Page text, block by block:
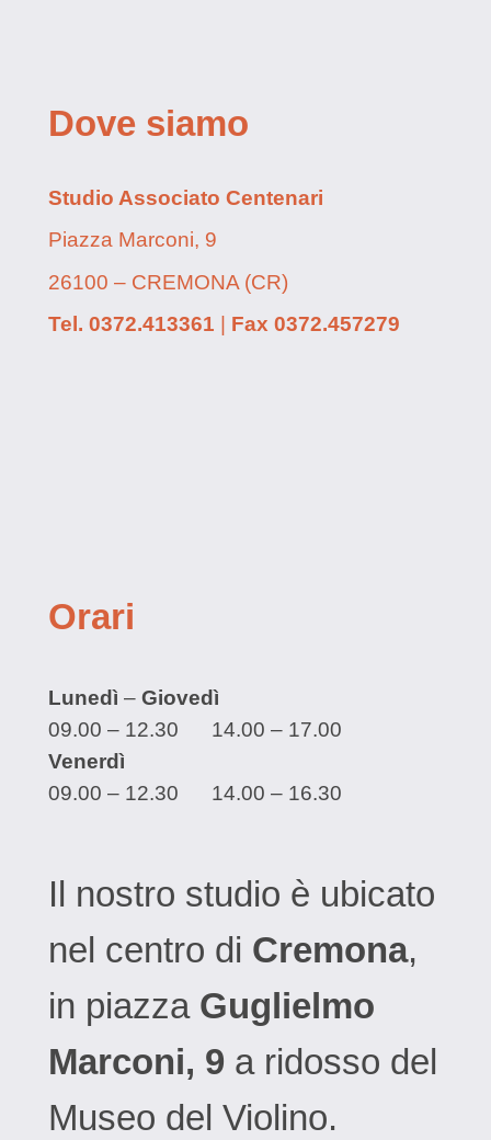
Dove siamo
Studio Associato Centenari
Piazza Marconi, 9
26100 – CREMONA (CR)
Tel. 0372.413361 | Fax 0372.457279
Orari
Lunedì – Giovedì
09.00 – 12.30 14.00 – 17.00​
Venerdì
09.00 – 12.30 14.00 – 16.30
Il nostro studio è ubicato
nel centro di Cremona,
in piazza Guglielmo
Marconi, 9 a ridosso del
Museo del Violino.